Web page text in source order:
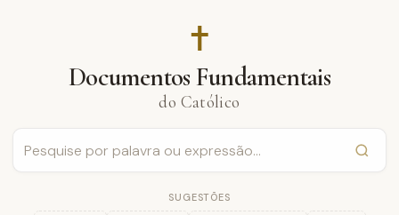
✝︎
Documentos Fundamentais
do Católico
SUGESTÕES